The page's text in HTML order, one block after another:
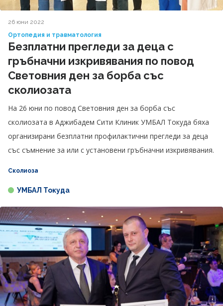
26 юни 2022
Ортопедия и травматология
Безплатни прегледи за деца с
гръбначни изкривявания по повод
Световния ден за борба със
сколиозата
На 26 юни по повод Световния ден за борба със
сколиозата в Аджибадем Сити Клиник УМБАЛ Токуда бяха
организирани безплатни профилактични прегледи за деца
със съмнение за или с установени гръбначни изкривявания.
Сколиоза
УМБАЛ Токуда